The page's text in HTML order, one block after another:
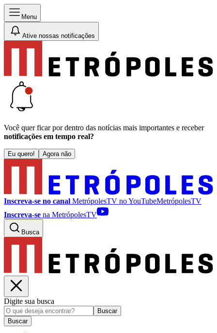
Menu
Ative nossas notificações
Você quer ficar por dentro das notícias mais importantes e receber
notificações em tempo real?
Eu quero! Agora não
Inscreva-se no canal MetrópolesTV noYouTubeMetrópolesTV
Inscreva-se na MetrópolesTV
Busca
Digite sua busca
Buscar
Buscar